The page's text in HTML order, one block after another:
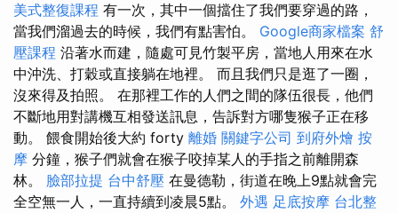
美式整復課程 有一次，其中一個擋住了我們要穿過的路，
當我們溜過去的時候，我們有點害怕。 Google商家檔案 舒
壓課程 沿著水而建，隨處可見竹製平房，當地人用來在水
中沖洗、打穀或直接躺在地裡。 而且我們只是逛了一圈，
沒來得及拍照。 在那裡工作的人們之間的隊伍很長，他們
不斷地用對講機互相發送訊息，告訴對方哪隻猴子正在移
動。 餵食開始後大約 forty 離婚 關鍵字公司 到府外燴 按
摩 分鐘，猴子們就會在猴子咬掉某人的手指之前離開森
林。 臉部拉提 台中舒壓 在曼德勒，街道在晚上9點就會完
全空無一人，一直持續到凌晨5點。 外遇 足底按摩 台北整